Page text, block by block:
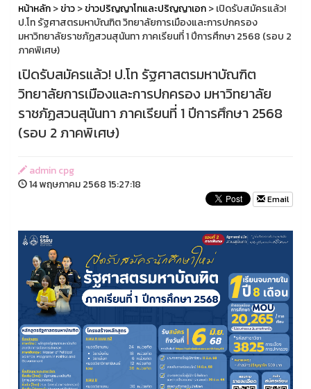
หน้าหลัก>ข่าว>ข่าวปริญญาโทและปริญญาเอก> เปิดรับสมัครแล้ว!
ป.โท รัฐศาสตรมหาบัณฑิต วิทยาลัยการเมืองและการปกครอง
มหาวิทยาลัยราชภัฏสวนสุนันทา ภาคเรียนที่ 1 ปีการศึกษา 2568 (รอบ 2
ภาคพิเศษ)
เปิดรับสมัครแล้ว! ป.โท รัฐศาสตรมหาบัณฑิต
วิทยาลัยการเมืองและการปกครอง มหาวิทยาลัย
ราชภัฏสวนสุนันทา ภาคเรียนที่ 1 ปีการศึกษา 2568
(รอบ 2 ภาคพิเศษ)
admin cpg
14 พฤษภาคม 2568 15:27:18
Email